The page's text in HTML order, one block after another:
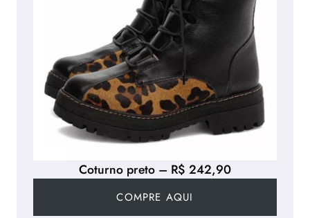
Coturno preto – R$ 242,90
COMPRE AQUI